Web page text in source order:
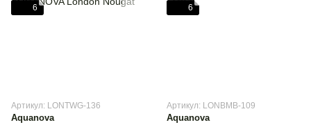
6
Артикул: LONTWG-136
Aquanova
6
Артикул: LONBMB-109
Aquanova